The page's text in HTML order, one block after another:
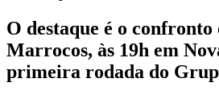
O destaque é o
Marrocos, às 19h em
primeira rodada do